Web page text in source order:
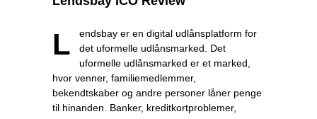
Lendsbay er en digital udlånsplatform for
det uformelle udlånsmarked. Det
uformelle udlånsmarked er et marked,
hvor venner, familiemedlemmer,
bekendtskaber og andre personer låner penge
til hinanden. Banker, kreditkortproblemer,